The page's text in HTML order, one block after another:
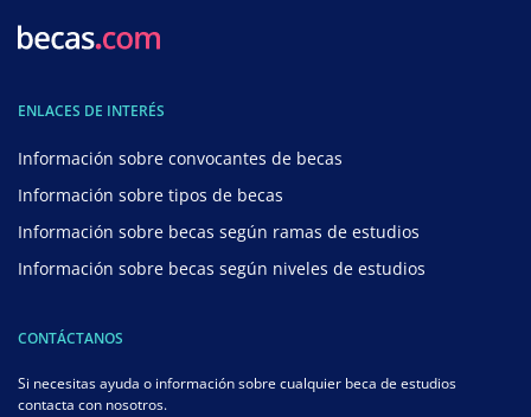
ENLACES DE INTERÉS
Información sobre convocantes de becas
Información sobre tipos de becas
Información sobre becas según ramas de estudios
Información sobre becas según niveles de estudios
CONTÁCTANOS
Si necesitas ayuda o información sobre cualquier beca de estudios
contacta con nosotros.